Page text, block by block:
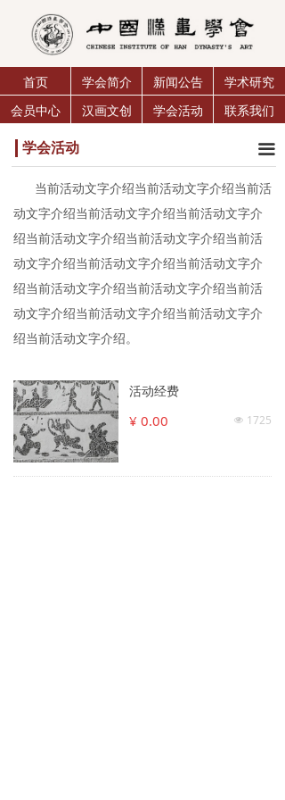
首页 学会简介 新闻公告
学术研究
会员中心
汉画文创 学会活动 联系我们
活动经费
넶 1725
¥ 0.00
当前活动文字介绍当前活动文字介绍当前活
动文字介绍当前活动文字介绍当前活动文字介
绍当前活动文字介绍当前活动文字介绍当前活
动文字介绍当前活动文字介绍当前活动文字介
绍当前活动文字介绍当前活动文字介绍当前活
动文字介绍当前活动文字介绍当前活动文字介
绍当前活动文字介绍。
学会活动 끀